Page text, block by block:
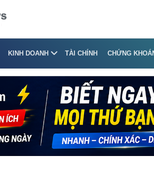
KINH DOANH TÀI CHÍNH CHỨNG